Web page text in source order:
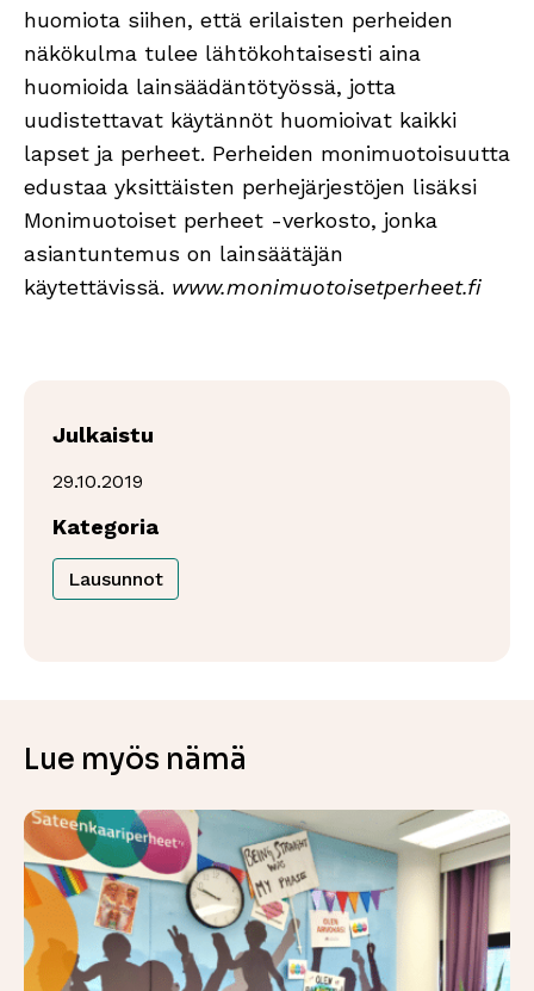
Julkaistu
29.10.2019
Kategoria
Lausunnot
huomiota siihen, että erilaisten perheiden
näkökulma tulee lähtökohtaisesti aina
huomioida lainsäädäntötyössä, jotta
uudistettavat käytännöt huomioivat kaikki
lapset ja perheet. Perheiden monimuotoisuutta
edustaa yksittäisten perhejärjestöjen lisäksi
Monimuotoiset perheet -verkosto, jonka
asiantuntemus on lainsäätäjän
käytettävissä. www.monimuotoisetperheet.fi
Lue myös nämä